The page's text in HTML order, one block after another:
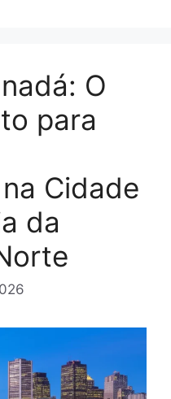
O
para
Cidade
da